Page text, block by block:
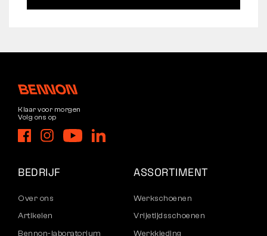
Klaar voor morgen
Volg ons op
BEDRIJF
Over ons
Artikelen
Bennon-laboratorium
ASSORTIMENT
Werkschoenen
Vrijetijdsschoenen
Werkkleding